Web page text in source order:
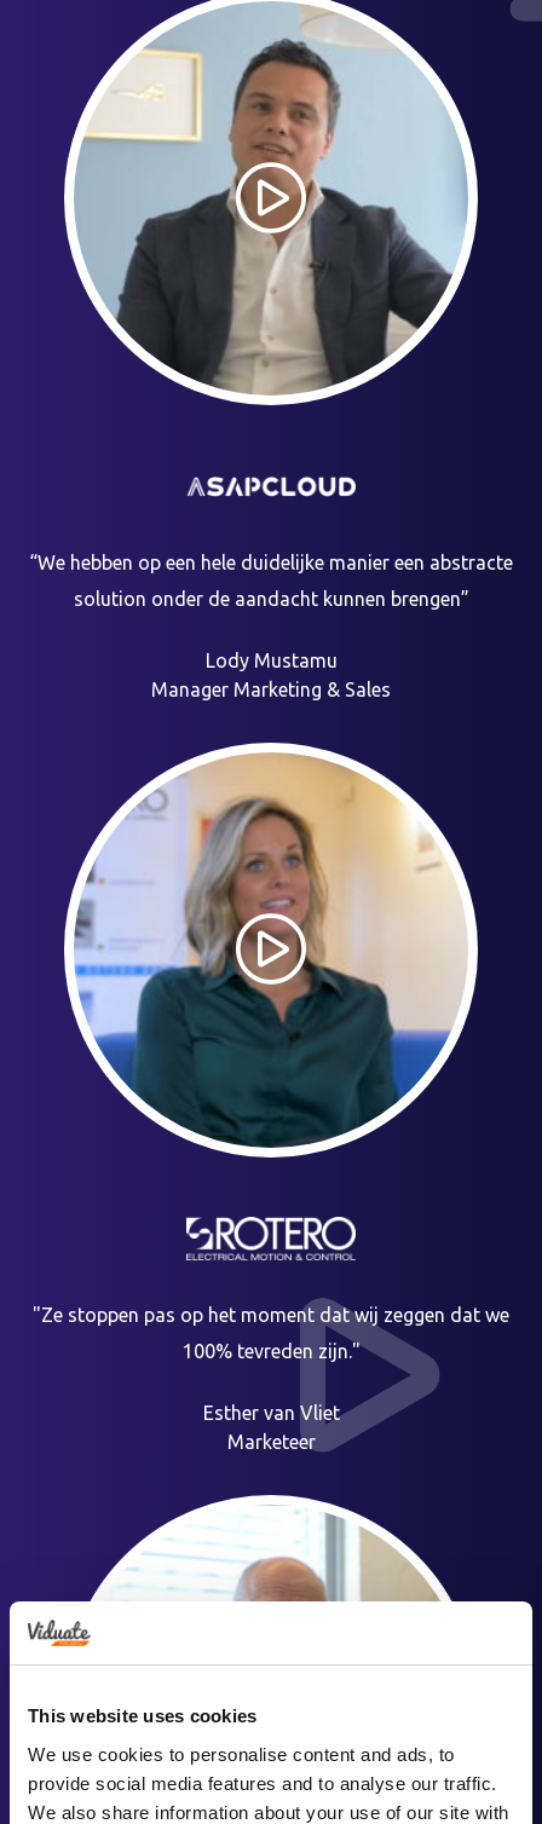
This website uses cookies
We use cookies to personalise content and ads, to
provide social media features and to analyse our traffic.
We also share information about your use of our site with
“We hebben op een hele duidelijke manier een abstracte
solution onder de aandacht kunnen brengen”
Lody Mustamu
Manager Marketing & Sales
"Ze stoppen pas op het moment dat wij zeggen dat we
100% tevreden zijn."
Esther van Vliet
Marketeer